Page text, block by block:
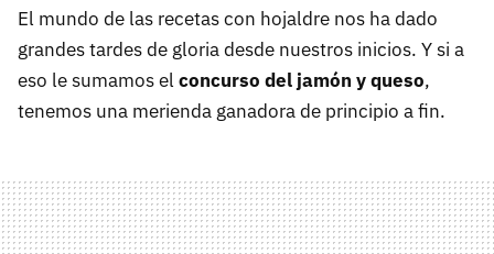
El mundo de las recetas con hojaldre nos ha dado
grandes tardes de gloria desde nuestros inicios. Y si a
eso le sumamos el concurso del jamón y queso,
tenemos una merienda ganadora de principio a fin.